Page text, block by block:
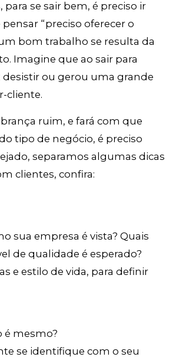
se sair bem, é preciso ir
“preciso oferecer o
bom trabalho se resulta da
Imagine que ao sair para
ou gerou uma grande
cliente.
ruim, e fará com que
tipo de negócio, é preciso
separamos algumas dicas
clientes, confira:
sua empresa é vista? Quais
de qualidade é esperado?
e estilo de vida, para definir
é mesmo?
se identifique com o seu